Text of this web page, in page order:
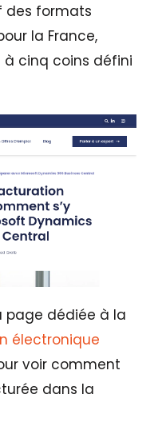
des formats
la France,
cinq coins défini
page dédiée à la
électronique
voir comment
dans la